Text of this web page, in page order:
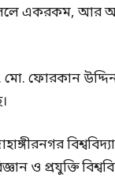
একরকম, আর
মো. ফোরকান
ও প্রযুক্তি